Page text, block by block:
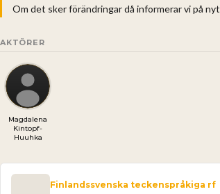
Om det sker förändringar då informerar vi på
AKTÖRER
Magdalena
Kintopf-
Huuhka
Finlandssvenska teckenspråkiga rf